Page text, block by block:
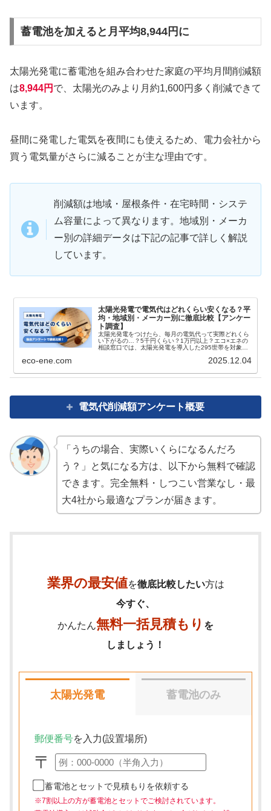
蓄電池を加えると月平均8,944円に
太陽光発電に蓄電池を組み合わせた家庭の平均月間削減額
は8,944円 で、太陽光のみより月約1,600円多く削減できて
います。
昼間に発電した電気を夜間にも使えるため、電力会社から
買う電気量がさらに減ることが主な理由です。
削減額は地域・屋根条件・在宅時間・システ
ム容量によって異なります。地域別・メーカ
ー別の詳細データは下記の記事で詳しく解説
しています。
太陽光発電で電気代はどれくらい安くなる？平
均・地域別・メーカー別に徹底比較【アンケー
ト調査】
太陽光発電をつけたら、毎月の電気代って実際どれくら
い下がるの…？5千円くらい？1万円以上？エコ×エネの
相談窓口では、太陽光発電を導入した295世帯を対象に
eco-ene.com 2025.12.04
電気代削減額アンケート概要
「うちの場合、実際いくらになるんだろ
う？」と気になる方は、以下から無料で確認
できます。完全無料・しつこい営業なし・最
大4社から最適なプランが届きます。
業界の最安値を徹底比較したい方は
今すぐ、
かんたん無料一括見積もり を
しましょう！
太陽光発電 蓄電池のみ
郵便番号を入力(設置場所)
〒
蓄電池とセットで見積もりを依頼する
※7割以上の方が蓄電池とセットでご検討されています。